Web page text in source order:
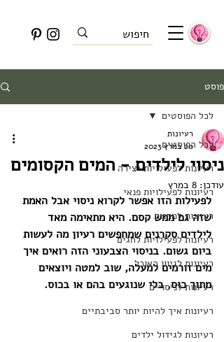
פוסט
לכל הפוסטים
רעיונות לפעילויות יצירה
רעיונות לפעילויות פנאי
רעיונות למתנות
רעיונות לפעילויות לחגים
רעיונות לגיוון האוכל
רעיונות לניסויים
רעיונות איך להיות יותר סביבתיים
רעיונות לגידול ילדים
לכל הפוסטים
ניסוי לילדים - המים הקסומים
רעיונות
20 במרץ 2023
עודכן: 8 במרץ
לפעילות הזו אפשר לקרוא ניסוי אבל האמת
שזה גם ממש קסם. היא מתאימה מאד
לילדים סקרנים שמחפשים רעיון מה לעשות
ביום גשום. בניסוי הצבעוני הזה רואים איך
מים זורמים למעלה, שוב למטה ויוצאים
מתוך כוס, בלי שנוגעים בהם או בכוס.